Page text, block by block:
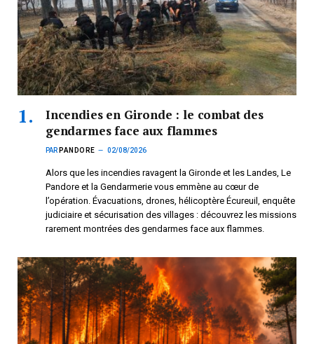
Incendies en Gironde : le combat des
gendarmes face aux flammes
PAR PANDORE 02/08/2026
Alors que les incendies ravagent la Gironde et les Landes, Le
Pandore et la Gendarmerie vous emmène au cœur de
l’opération. Évacuations, drones, hélicoptère Écureuil, enquête
judiciaire et sécurisation des villages : découvrez les missions
rarement montrées des gendarmes face aux flammes.